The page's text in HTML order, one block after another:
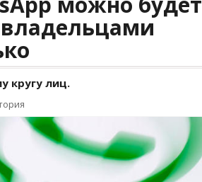
владельцами
кругу лиц.